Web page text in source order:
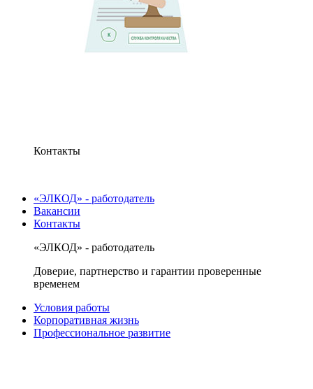
Контакты
«ЭЛКОД» - работодатель
Вакансии
Контакты
«ЭЛКОД» - работодатель
Доверие, партнерство и гарантии проверенные
временем
Условия работы
Корпоративная жизнь
Профессиональное развитие